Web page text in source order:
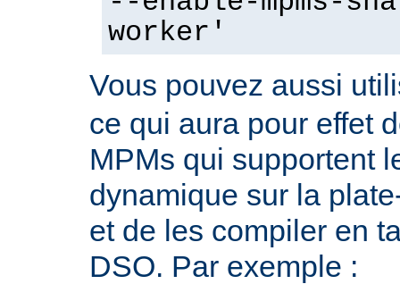
worker'
Vous pouvez aussi
ce qui aura pour effet
MPMs qui supportent
dynamique sur la
et de les compiler en
DSO. Par exemple :